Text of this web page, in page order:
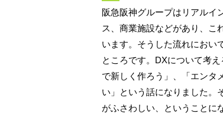
阪急阪神グループはリアルイ
ス、商業施設などがあり、こ
います。そうした流れにおい
ところです。DXについて考
で新しく作ろう」、「エンタ
い」という話になりました。
がふさわしい、ということに